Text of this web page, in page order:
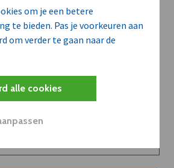
om je een betere
te bieden. Pas je voorkeuren aan
om verder te gaan naar de
alle cookies
voordelen
van een
Neem dVO Leads